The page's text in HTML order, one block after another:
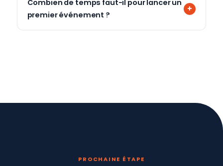
Combien de temps faut-il pour lancer un
premier événement ?
PROCHAINE ÉTAPE